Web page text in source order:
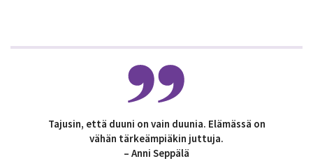
Tajusin, että duuni on vain duunia. Elämässä on
vähän tärkeämpiäkin juttuja.
– Anni Seppälä